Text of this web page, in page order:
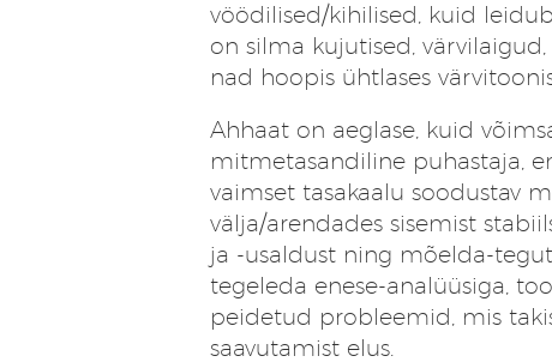
vöödilised/kihilised, kuid
on silma kujutised,
nad hoopis ühtlases
Ahhaat on aeglase, kuid
mitmetasandiline puhastaja,
vaimset tasakaalu soodustav
välja/arendades sisemist
ja -usaldust ning mõelda-
tegeleda enese-analüüsiga,
peidetud probleemid, mis
saavutamist elus.